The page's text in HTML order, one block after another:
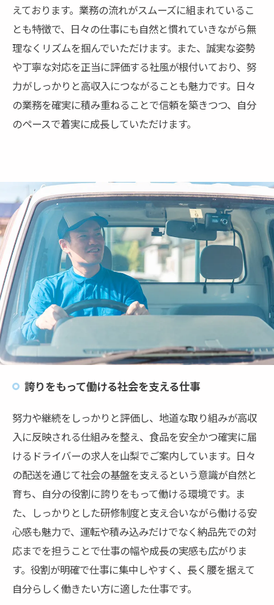
えております。業務の流れがスムーズに組まれているこ
とも特徴で、日々の仕事にも自然と慣れていきながら無
理なくリズムを掴んでいただけます。また、誠実な姿勢
や丁寧な対応を正当に評価する社風が根付いており、努
力がしっかりと高収入につながることも魅力です。日々
の業務を確実に積み重ねることで信頼を築きつつ、自分
のペースで着実に成長していただけます。
誇りをもって働ける社会を支える仕事
努力や継続をしっかりと評価し、地道な取り組みが高収
入に反映される仕組みを整え、食品を安全かつ確実に届
けるドライバーの求人を山梨でご案内しています。日々
の配送を通じて社会の基盤を支えるという意識が自然と
育ち、自分の役割に誇りをもって働ける環境です。ま
た、しっかりとした研修制度と支え合いながら働ける安
心感も魅力で、運転や積み込みだけでなく納品先での対
応までを担うことで仕事の幅や成長の実感も広がりま
す。役割が明確で仕事に集中しやすく、長く腰を据えて
自分らしく働きたい方に適した仕事です。